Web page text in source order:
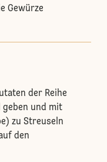
Gewürze
der Reihe
geben und mit
zu Streuseln
den